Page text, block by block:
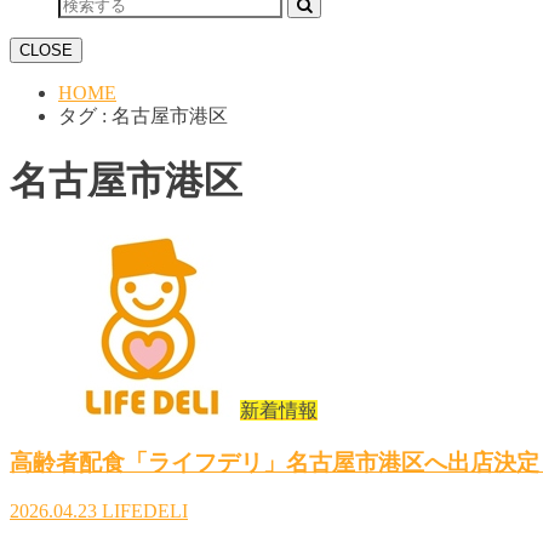
CLOSE
HOME
タグ : 名古屋市港区
名古屋市港区
新着情報
高齢者配食「ライフデリ」名古屋市港区へ出店決
2026.04.23 LIFEDELI